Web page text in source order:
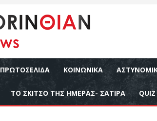
ΠΡΩΤΟΣΕΛΙΔΑ ΚΟΙΝΩΝΙΚΆ
ΤΟ ΣΚΙΤΣΟ ΤΗΣ ΗΜΕΡΑΣ- ΣΑΤΙΡΑ QUIZ